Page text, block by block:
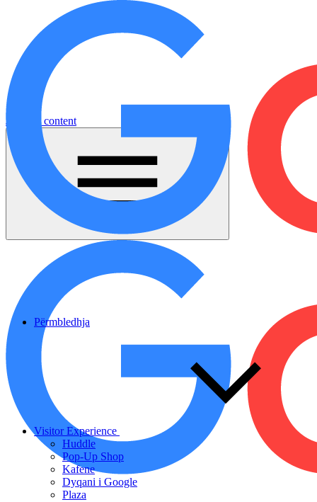
Jump to content
Përmbledhja
Visitor Experience
Huddle
Pop-Up Shop
Kafene
Dyqani i Google
Plaza